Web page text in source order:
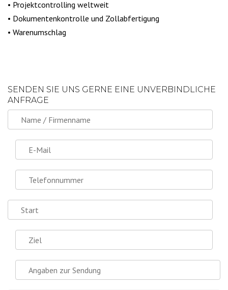
• Projektcontrolling weltweit
• Dokumentenkontrolle und Zollabfertigung
• Warenumschlag
SENDEN SIE UNS GERNE EINE UNVERBINDLICHE
ANFRAGE